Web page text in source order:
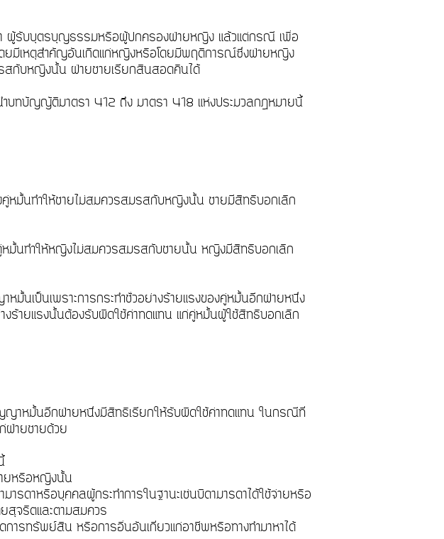
ผู้รับบุตรบุญธรรมหรือผู้ปกครองฝ่ายหญิง แล้วแต่กรณี เพื่อ
มีเหตุสำคัญอันเกิดแก่หญิงหรือโดยมีพฤติการณ์ซึ่งฝ่ายหญิง
สกับหญิงนั้น ฝ่ายชายเรียกสินสอดคืนได้
บทบัญญัติมาตรา 412 ถึง มาตรา 418 แห่งประมวลกฎหมายนี้
มั้นทำให้ชายไม่สมควรสมรสกับหญิงนั้น ชายมีสิทธิบอกเลิก
มั้นทำให้หญิงไม่สมควรสมรสกับชายนั้น หญิงมีสิทธิบอกเลิก
นเป็นเพราะการกระทำชั่วอย่างร้ายแรงของคู่หมั้นอีกฝ่ายหนึ่ง
งร้ายแรงนั้นต้องรับผิดใช้ค่าทดแทน แก่คู่หมั้นผู้ใช้สิทธิบอกเลิก
ญาหมั้นอีกฝ่ายหนึ่งมีสิทธิเรียกให้รับผิดใช้ค่าทดแทน ในกรณีที่
ายชายด้วย
ายหรือหญิงนั้น
รดาหรือบุคคลผู้กระทำการในฐานะเช่นบิดามารดาได้ใช้จ่ายหรือ
สุจริตและตามสมควร
การทรัพย์สิน หรือการอื่นอันเกี่ยวแก่อาชีพหรือทางทำมาหาได้